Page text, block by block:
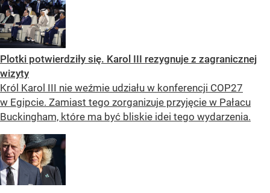
Plotki potwierdziły się. Karol III rezygnuje z zagranicznej
wizyty
Król Karol III nie weźmie udziału w konferencji COP27
w Egipcie. Zamiast tego zorganizuje przyjęcie w Pałacu
Buckingham, które ma być bliskie idei tego wydarzenia.